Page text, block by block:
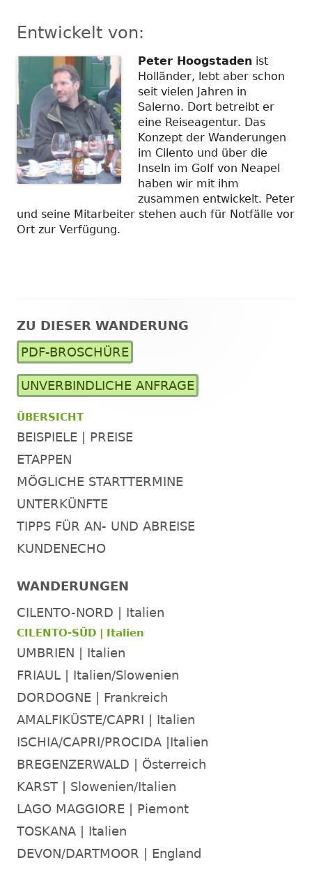
Entwickelt von:
Peter Hoogstaden ist
Holländer, lebt aber schon
seit vielen Jahren in
Salerno. Dort betreibt er
eine Reiseagentur. Das
Konzept der Wanderungen
im Cilento und über die
Inseln im Golf von Neapel
haben wir mit ihm
zusammen entwickelt. Peter
und seine Mitarbeiter stehen auch für Notfälle vor
Ort zur Verfügung.
Haupt-
Seitenleiste
ZU DIESER WANDERUNG
PDF-BROSCHÜRE
UNVERBINDLICHE ANFRAGE
ÜBERSICHT
BEISPIELE | PREISE
ETAPPEN
MÖGLICHE STARTTERMINE
UNTERKÜNFTE
TIPPS FÜR AN- UND ABREISE
KUNDENECHO
WANDERUNGEN
CILENTO-NORD | Italien
CILENTO-SÜD | Italien
UMBRIEN | Italien
FRIAUL | Italien/Slowenien
DORDOGNE | Frankreich
AMALFIKÜSTE/CAPRI | Italien
ISCHIA/CAPRI/PROCIDA |Italien
BREGENZERWALD | Österreich
KARST | Slowenien/Italien
LAGO MAGGIORE | Piemont
TOSKANA | Italien
DEVON/DARTMOOR | England